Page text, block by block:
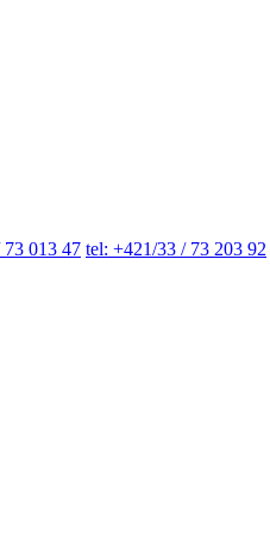
013 47 tel: +421/33 / 73 203 92